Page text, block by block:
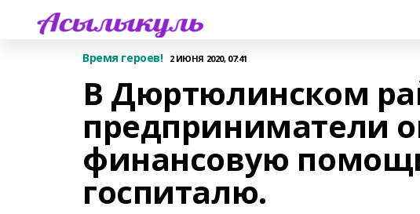
Время героев! 2 ИЮНЯ 2020, 07:41
В Дюртюлинском
предприниматели
финансовую
госпиталю.